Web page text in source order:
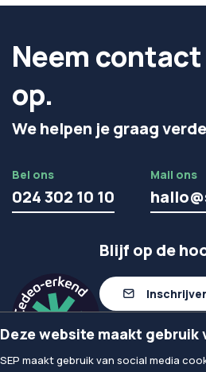
Neem
op.
We helpen je graag
Bel ons
024 302 10 10
Mail ons
Blijf op de
Volg ons
Deze website maakt gebruik
SEP maakt gebruik van social media